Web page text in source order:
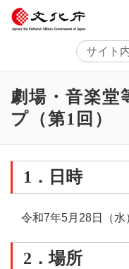
劇場・音楽堂
プ（第1回）
1．日時
令和7年5月28日 （水
2．場所